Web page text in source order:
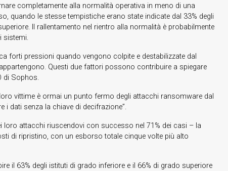
completamente alla normalità operativa in meno di una
quando le stesse tempistiche erano state indicate dal 33% degli
Il rallentamento nel rientro alla normalità è probabilmente
sistemi.
forti pressioni quando vengono colpite e destabilizzate dal
Questi due fattori possono contribuire a spiegare
di Sophos.
vittime è ormai un punto fermo degli attacchi ransomware dal
i dati senza la chiave di decifrazione”.
loro attacchi riuscendovi con successo nel 71% dei casi – la
di ripristino, con un esborso totale cinque volte più alto
il 63% degli istituti di grado inferiore e il 66% di grado superiore